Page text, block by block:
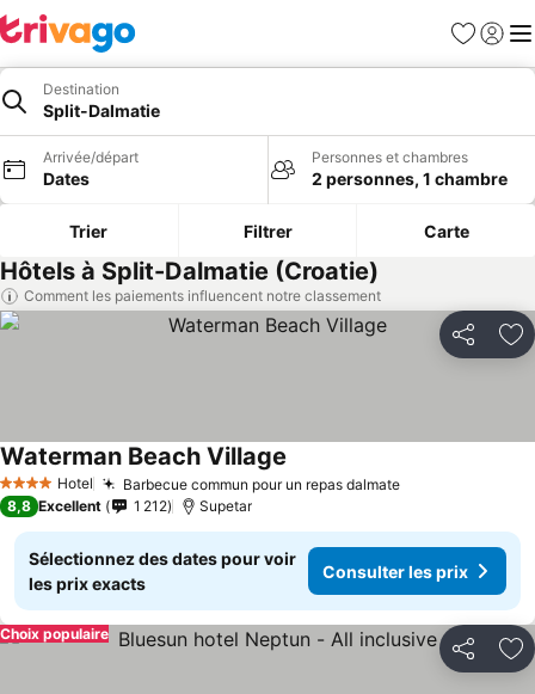
Favoris
Se
Destination
Split-Dalmatie
Arrivée/départ
Dates
Personnes et chambres
2 personnes, 1 chambre
Trier Filtrer Carte
Hôtels à Split-Dalmatie (Croatie)
Comment les paiements influencent notre classement
Partager
4 Étoiles Hotel Barbecue commun pour un repas dalmate
Waterman Beach Village
8,8 Excellent 1 212 Supetar
Sélectionnez des dates pour voir
les prix exacts
Consulter les prix
Partager
Choix populaire